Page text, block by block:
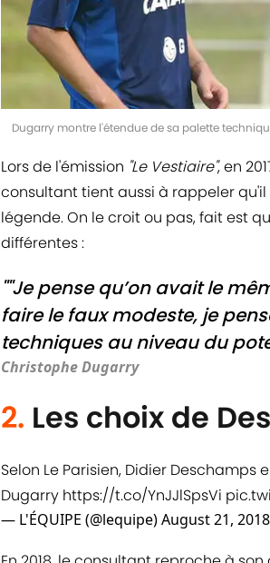
Dugarry montre l'étendue de sa palette
Lors de l'émission "Le Vestiaire", en
consultant tient aussi à rappeler
légende. On le croit ou pas, fait est
différentes :
""Je pense qu’on avait le
faire le faux modeste, je
techniques au niveau du
Christophe Dugarry
2. Les choix de
Selon Le Parisien, Didier
Dugarry https://t.co/YnJJlSpsVi
— L'ÉQUIPE (@lequipe)August 21, 2018